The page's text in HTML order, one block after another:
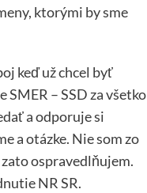
ktorými by sme
keď už chcel byť
– SSD za všetko
a odporuje si
a otázke. Nie som zo
zato ospravedlňujem.
NR SR.